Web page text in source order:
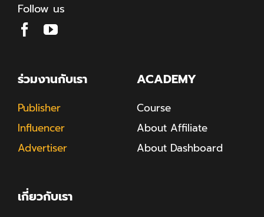
Follow us
ร่วมงานกับเรา
Publisher
Influencer
Advertiser
ACADEMY
Course
About Affiliate
About Dashboard
เกี่ยวกับเรา